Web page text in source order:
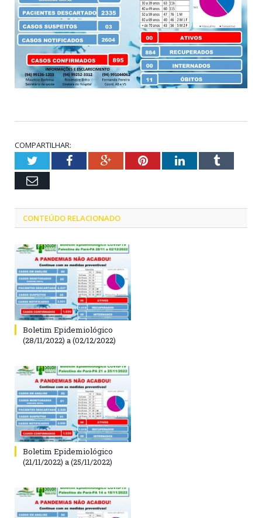
COMPARTILHAR:
TwitterFacebookGoogle+PinterestLinkedInTumblr
Email
CONTEÚDO RELACIONADO
Boletim Epidemiológico
(28/11/2022) a (02/12/2022)
Boletim Epidemiológico
(21/11/2022) a (25/11/2022)